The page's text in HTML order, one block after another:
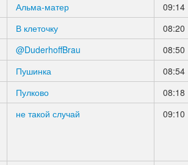
Альма-матер
09:14
В клеточку
08:20
@DuderhoffBrau
08:50
Пушинка
08:54
Пулково
08:18
не такой случай 09:10